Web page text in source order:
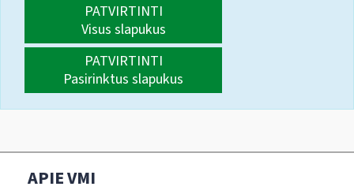
PATVIRTINTI
Visus slapukus
PATVIRTINTI
Pasirinktus slapukus
APIE VMI